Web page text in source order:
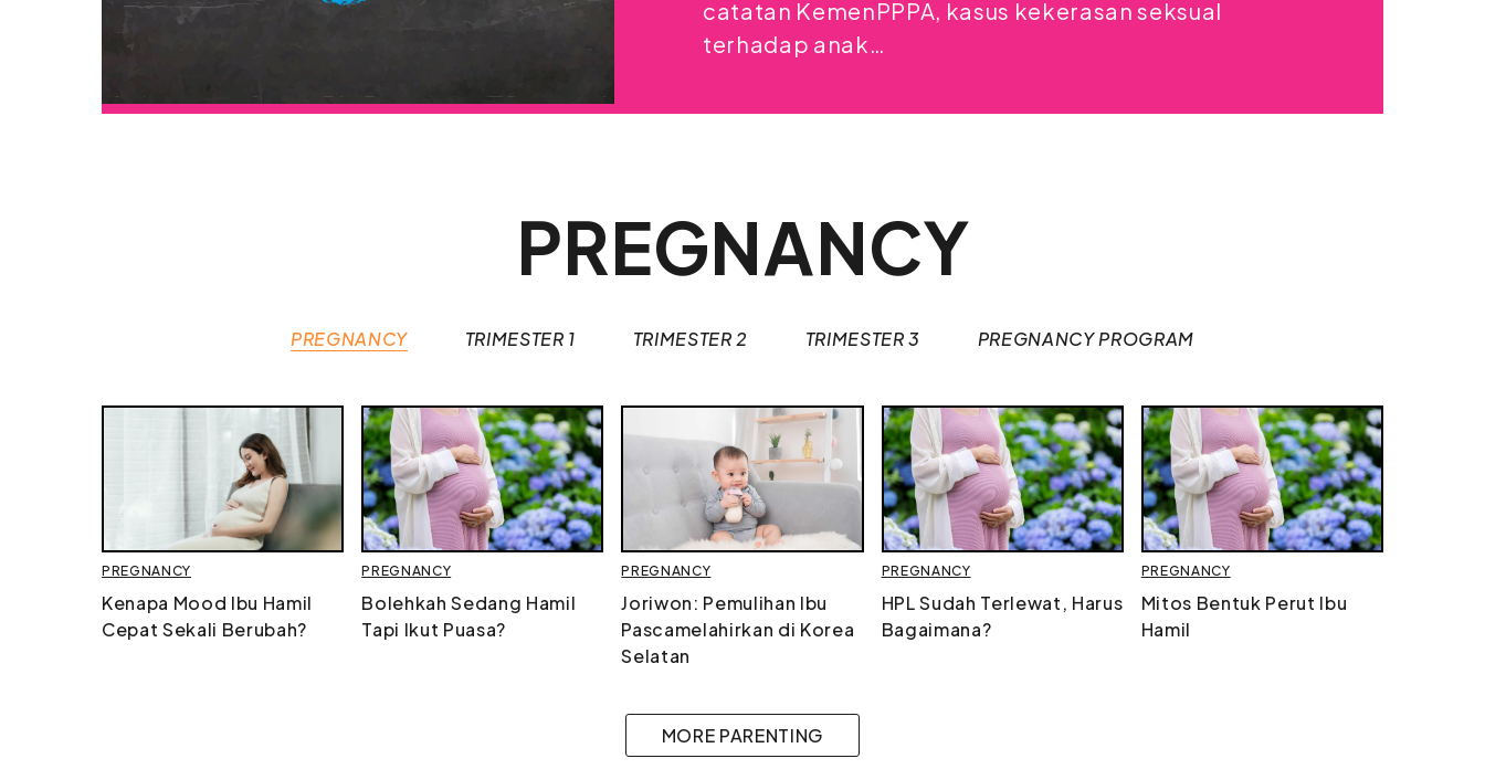
catatan KemenPPPA, kasus kekerasan seksual
terhadap anak…
PREGNANCY
PREGNANCY TRIMESTER 1 TRIMESTER 2 TRIMESTER 3 PREGNANCY PROGRAM
PREGNANCY
Kenapa Mood Ibu Hamil
Cepat Sekali Berubah?
PREGNANCY
Bolehkah Sedang Hamil
Tapi Ikut Puasa?
PREGNANCY
Joriwon: Pemulihan Ibu
Pascamelahirkan di Korea
Selatan
PREGNANCY
HPL Sudah Terlewat, Harus
Bagaimana?
PREGNANCY
Mitos Bentuk Perut Ibu
Hamil
MORE PARENTING